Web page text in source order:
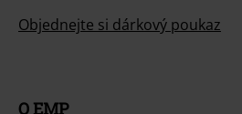
Objednejte si dárkový poukaz
O EMP